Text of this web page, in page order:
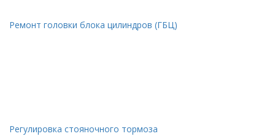
Ремонт головки блока цилиндров (ГБЦ)
Регулировка стояночного тормоза